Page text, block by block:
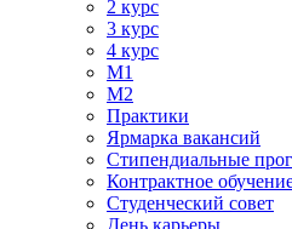
2 курс
3 курс
4 курс
М1
М2
Практики
Ярмарка вакансий
Стипендиальные
Контрактное
Студенческий совет
День карьеры